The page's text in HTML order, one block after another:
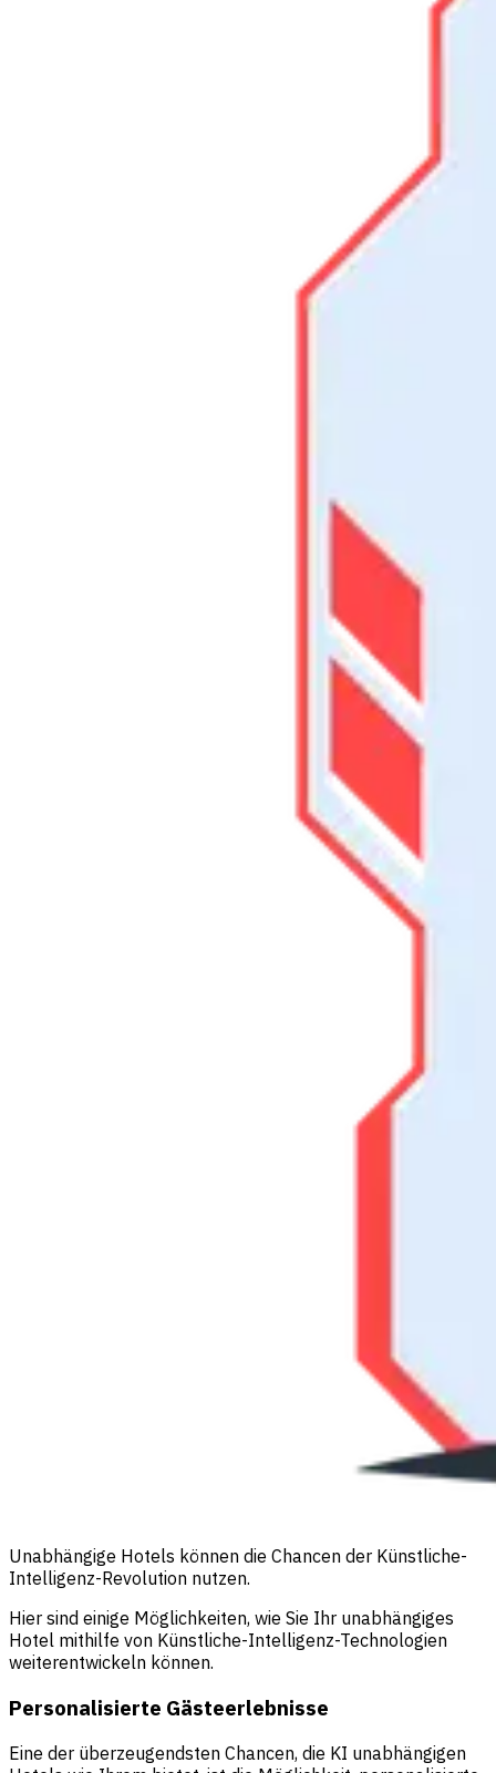
Unabhängige Hotels können die Chancen der Künstliche-
Intelligenz-Revolution nutzen.
Hier sind einige Möglichkeiten, wie Sie Ihr unabhängiges
Hotel mithilfe von Künstliche-Intelligenz-Technologien
weiterentwickeln können.
Personalisierte Gästeerlebnisse
Eine der überzeugendsten Chancen, die KI unabhängigen